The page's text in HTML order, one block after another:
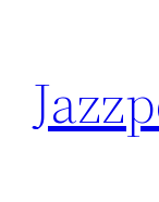
content